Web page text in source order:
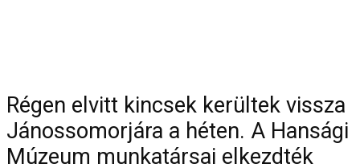
Régen elvitt kincsek kerültek vissza
Jánossomorjára a héten. A Hansági
Múzeum munkatársai elkezdték